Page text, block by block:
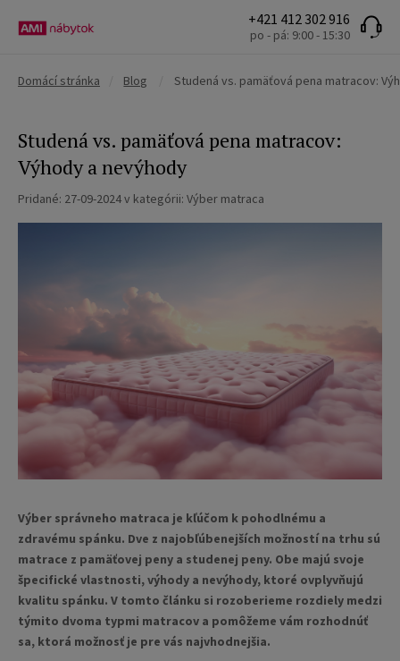
+421 412 302 916
po - pá: 9:00 - 15:30
Domácí stránka Blog Studená vs. pamäťová pena matracov:
Studená vs. pamäťová pena matracov:
Výhody a nevýhody
Pridané: 27-09-2024v kategórii: Výber matraca
Výber správneho matraca je kľúčom k pohodlnému a
zdravému spánku. Dve z najobľúbenejších možností na trhu sú
matrace z pamäťovej peny a studenej peny. Obe majú svoje
špecifické vlastnosti, výhody a nevýhody, ktoré ovplyvňujú
kvalitu spánku. V tomto článku si rozoberieme rozdiely medzi
týmito dvoma typmi matracov a pomôžeme vám rozhodnúť
sa, ktorá možnosť je pre vás najvhodnejšia.